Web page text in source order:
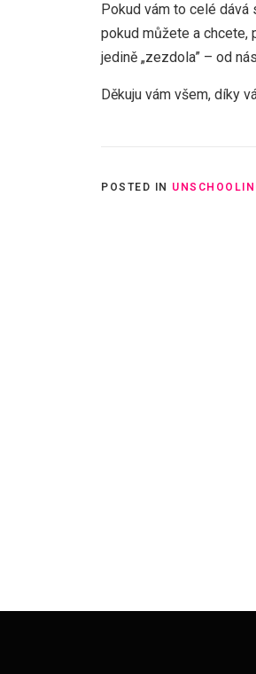
Pokud vám to celé dává
pokud můžete a chcete,
jedině „zezdola” – od
Děkuju vám všem, díky
POSTED IN